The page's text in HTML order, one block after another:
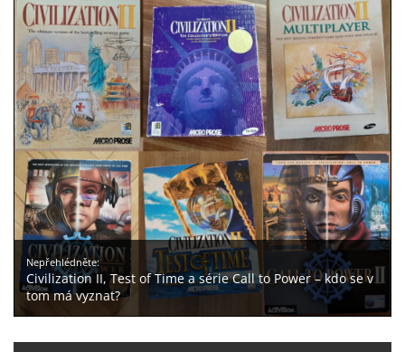
Nepřehlédněte:
Civilization II, Test of Time a série Call to Power – kdo se v
tom má vyznat?